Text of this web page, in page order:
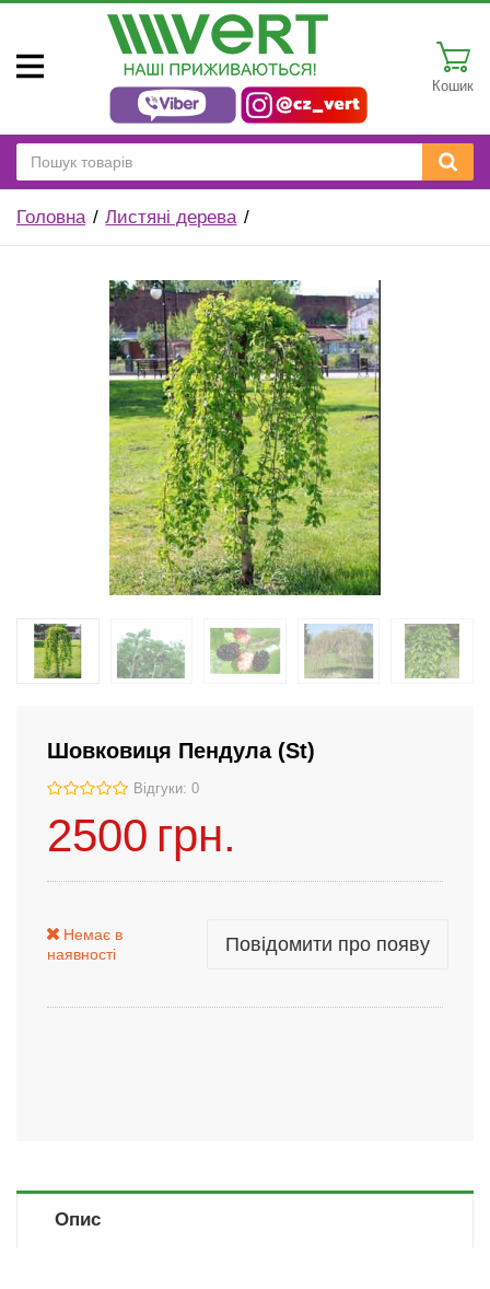
Кошик
Головна Листяні дерева
Шовковиця Пендула (St)
Відгуки: 0
2500 грн.
Немає в
наявності
Повідомити про появу
Опис